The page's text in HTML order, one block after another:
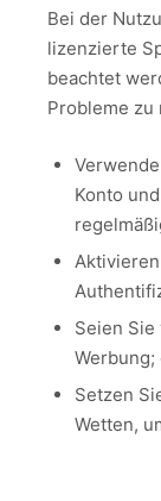
Bei der
lizenzierte
beachtet
Probleme zu
Konto
Seien
Setzen
Wetten,